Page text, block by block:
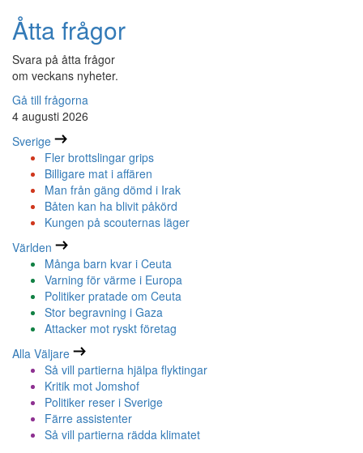
Åtta frågor
Svara på åtta frågor
om veckans nyheter.
Gå till frågorna
4 augusti 2026
Sverige
Fler brottslingar grips
Billigare mat i affären
Man från gäng dömd i Irak
Båten kan ha blivit påkörd
Kungen på scouternas läger
Världen
Många barn kvar i Ceuta
Varning för värme i Europa
Politiker pratade om Ceuta
Stor begravning i Gaza
Attacker mot ryskt företag
Alla Väljare
Så vill partierna hjälpa flyktingar
Kritik mot Jomshof
Politiker reser i Sverige
Färre assistenter
Så vill partierna rädda klimatet